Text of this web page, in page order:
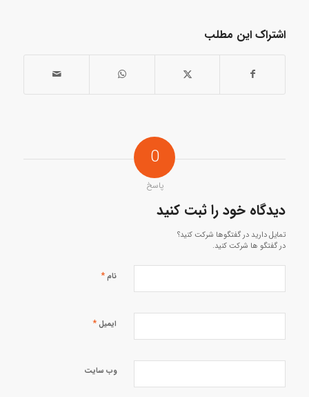
اشتراک این مطلب
0
پاسخ
دیدگاه خود را ثبت کنید
تمایل دارید در گفتگوها شرکت کنید؟
در گفتگو ها شرکت کنید.
نام*
ایمیل*
وب‌ سایت